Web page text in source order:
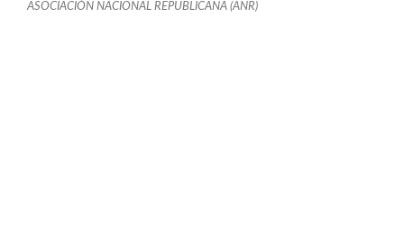
ASOCIACIÓN NACIONAL REPUBLICANA (ANR)